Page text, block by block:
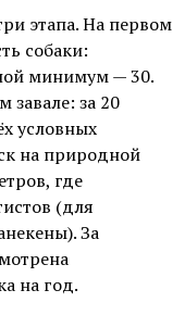
этапа. На первом
собаки:
минимум — 30.
завале: за 20
условных
на природной
где
(для
За
на год.